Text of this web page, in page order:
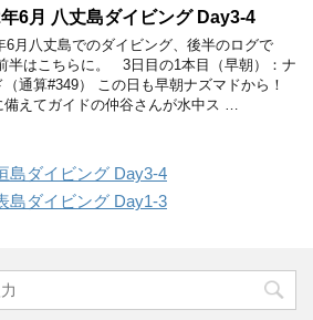
6月 八丈島ダイビング Day3-4
6月八丈島でのダイビング、後半のログで
半はこちらに。 3日目の1本目（早朝）：ナ
（通算#349） この日も早朝ナズマドから！
備えてガイドの仲谷さんが水中ス …
島ダイビング Day3-4
島ダイビング Day1-3